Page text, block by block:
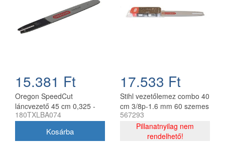
15.381 Ft
Oregon SpeedCut
láncvezető 45 cm 0,325 -
1,3 mm 68 szem Stihl
180TXLBA074
17.533 Ft
Stihl vezetőlemez combo 40
cm 3/8p-1.6 mm 60 szemes
lánccal, Oregon
75DPX060E, 2 db lánc
567293
Pillanatnyilag nem
rendelhető!